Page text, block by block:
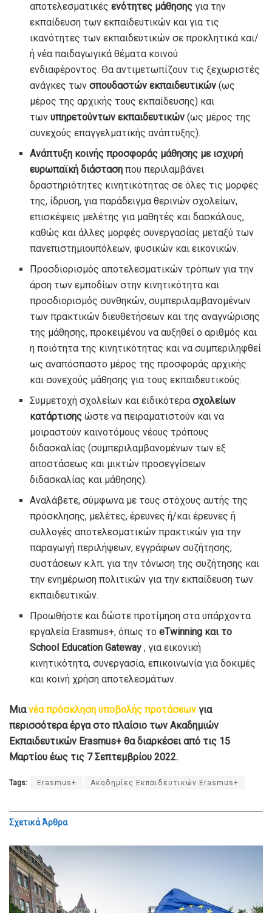
αποτελεσματικέςενότητες μάθησης για την
εκπαίδευση των εκπαιδευτικών και για τις
ικανότητες των εκπαιδευτικών σε προκλητικά και/
ή νέα παιδαγωγικά θέματα κοινού
ενδιαφέροντος. Θα αντιμετωπίζουν τις ξεχωριστές
ανάγκες τωνσπουδαστών εκπαιδευτικών (ως
μέρος της αρχικής τους εκπαίδευσης) και
τωνυπηρετούντων εκπαιδευτικών (ως μέρος της
συνεχούς επαγγελματικής ανάπτυξης).
Ανάπτυξη κοινής προσφοράς μάθησης με ισχυρή
ευρωπαϊκή διάσταση που περιλαμβάνει
δραστηριότητες κινητικότητας σε όλες τις μορφές
της, ίδρυση, για παράδειγμα θερινών σχολείων,
επισκέψεις μελέτης για μαθητές και δασκάλους,
καθώς και άλλες μορφές συνεργασίας μεταξύ των
πανεπιστημιουπόλεων, φυσικών και εικονικών.
Προσδιορισμός αποτελεσματικών τρόπων για την
άρση των εμποδίων στην κινητικότητα και
προσδιορισμός συνθηκών, συμπεριλαμβανομένων
των πρακτικών διευθετήσεων και της αναγνώρισης
της μάθησης, προκειμένου να αυξηθεί ο αριθμός και
η ποιότητα της κινητικότητας και να συμπεριληφθεί
ως αναπόσπαστο μέρος της προσφοράς αρχικής
και συνεχούς μάθησης για τους εκπαιδευτικούς.
Συμμετοχή σχολείων και ειδικότερασχολείων
κατάρτισης ώστε να πειραματιστούν και να
μοιραστούν καινοτόμους νέους τρόπους
διδασκαλίας (συμπεριλαμβανομένων των εξ
αποστάσεως και μικτών προσεγγίσεων
διδασκαλίας και μάθησης).
Αναλάβετε, σύμφωνα με τους στόχους αυτής της
πρόσκλησης, μελέτες, έρευνες ή/και έρευνες ή
συλλογές αποτελεσματικών πρακτικών για την
παραγωγή περιλήψεων, εγγράφων συζήτησης,
συστάσεων κ.λπ. για την τόνωση της συζήτησης και
την ενημέρωση πολιτικών για την εκπαίδευση των
εκπαιδευτικών.
Προωθήστε και δώστε προτίμηση στα υπάρχοντα
εργαλεία Erasmus+, όπως τοeTwinning και το
School Education Gateway , για εικονική
κινητικότητα, συνεργασία, επικοινωνία για δοκιμές
και κοινή χρήση αποτελεσμάτων.
Μιανέα πρόσκληση υποβολής προτάσεων για
περισσότερα έργα στο πλαίσιο των Ακαδημιών
Εκπαιδευτικών Erasmus+ θα διαρκέσει από τις 15
Μαρτίου έως τις 7 Σεπτεμβρίου 2022.
Tags: Erasmus+ Ακαδημίες Εκπαιδευτικών Erasmus+
ΣχετικάΆρθρα